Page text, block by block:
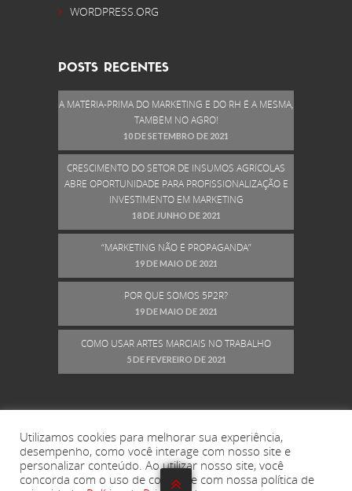
WORDPRESS.ORG
POSTS RECENTES
A MATÉRIA-PRIMA DO MARKETING E DO RH É A MESMA,
TAMBÉM NO AGRO!
10 DE SETEMBRO DE 2021
CRESCIMENTO DO SETOR DE INSUMOS AGRÍCOLAS
ABRE OPORTUNIDADE PARA PROFISSIONALIZAÇÃO E
INVESTIMENTO EM MARKETING
18 DE JUNHO DE 2021
“MARKETING NÃO É PROPAGANDA”
19 DE MAIO DE 2021
POR QUE SOMOS 5P2R?
19 DE MAIO DE 2021
COMO USAR ARTES MARCIAIS NO TRABALHO
5 DE FEVEREIRO DE 2021

Utilizamos cookies para melhorar sua experiência,
desempenho, como você interage com nosso site e
personalizar conteúdo. Ao utilizar nosso site, você
concorda com o uso de cookies e com nossa política de